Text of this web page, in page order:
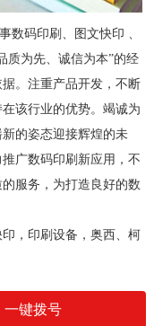
码印刷、图文快印 、
质为先、诚信为本”的经
。注重产品开发，不断
该行业的优势。竭诚为
的姿态迎接辉煌的未
广数码印刷新应用，不
服务，为打造良好的数
，印刷设备，奥西、柯
一键拨号